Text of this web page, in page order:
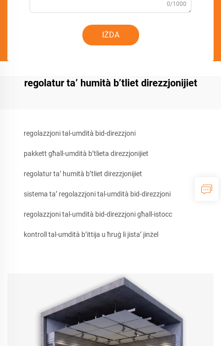
0/1000
IŻDA
regolatur ta’ humità b’tliet direzzjonijiet
regolazzjoni tal-umdità bid-direzzjoni
pakkett għall-umdità b’tlieta direzzjonijiet
regolatur ta’ humità b’tliet direzzjonijiet
sistema ta’ regolazzjoni tal-umdità bid-direzzjoni
regolazzjoni tal-umdità bid-direzzjoni għall-istocc
kontroll tal-umdità b’ittija u ħruġ li jista’ jinżel